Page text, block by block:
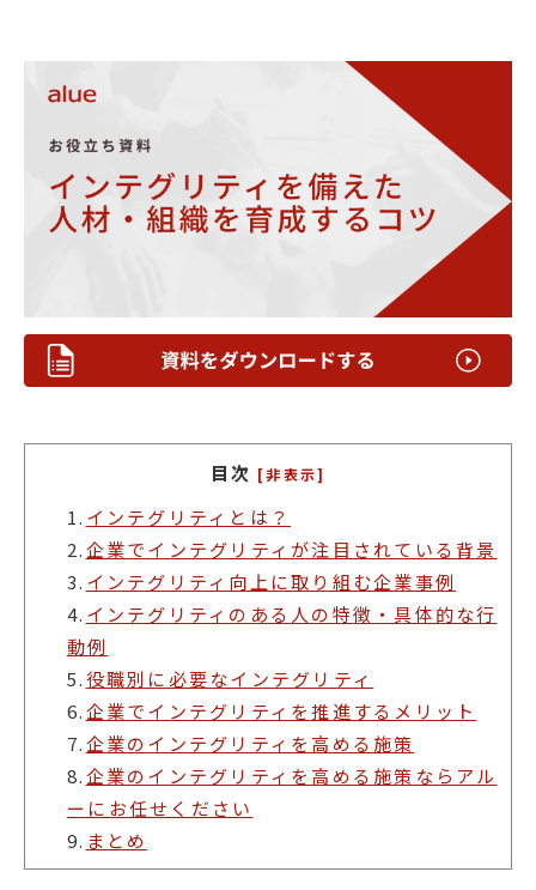
目次 [非表示]
1. インテグリティとは？
2.企業でインテグリティが注目されている背景
3. インテグリティ向上に取り組む企業事例
4. インテグリティのある人の特徴・具体的な行
動例
5.役職別に必要なインテグリティ
6.企業でインテグリティを推進するメリット
7.企業のインテグリティを高める施策
8.企業のインテグリティを高める施策ならアル
ーにお任せください
9. まとめ